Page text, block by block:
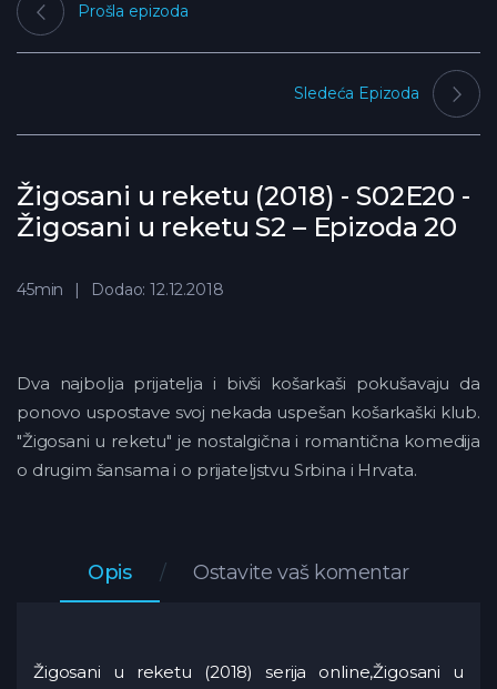
Žigosani u reketu (2018) - S02E20 -
Žigosani u reketu S2 – Epizoda 20
Prošla epizoda
Sledeća Epizoda
45min Dodao: 12.12.2018
Dva najbolja prijatelja i bivši košarkaši pokušavaju da
ponovo uspostave svoj nekada uspešan košarkaški klub.
"Žigosani u reketu" je nostalgična i romantična komedija
o drugim šansama i o prijateljstvu Srbina i Hrvata.
Opis Ostavite vaš komentar
Žigosani u reketu (2018) serija online,Žigosani u